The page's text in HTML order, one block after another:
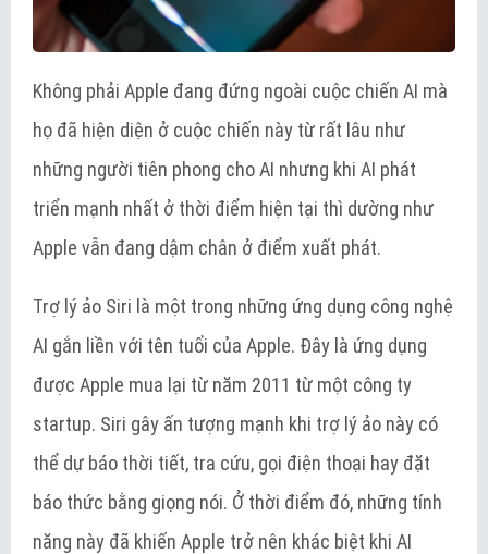
Không phải Apple đang đứng ngoài cuộc chiến AI mà
họ đã hiện diện ở cuộc chiến này từ rất lâu như
những người tiên phong cho AI nhưng khi AI phát
triển mạnh nhất ở thời điểm hiện tại thì dường như
Apple vẫn đang dậm chân ở điểm xuất phát.
Trợ lý ảo Siri là một trong những ứng dụng công nghệ
AI gắn liền với tên tuổi của Apple. Đây là ứng dụng
được Apple mua lại từ năm 2011 từ một công ty
startup. Siri gây ấn tượng mạnh khi trợ lý ảo này có
thể dự báo thời tiết, tra cứu, gọi điện thoại hay đặt
báo thức bằng giọng nói. Ở thời điểm đó, những tính
năng này đã khiến Apple trở nên khác biệt khi AI